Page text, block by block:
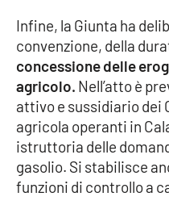
Ilreggino.it
Cosenzachannel.it
Ilvibonese.it
Catanzarochannel.it
Infine, la Giunta ha
convenzione, della
concessione delle
agricolo. Nell’atto è
attivo e sussidiario dei
agricola operanti in
istruttoria delle
gasolio. Si stabilisce
funzioni di controllo a